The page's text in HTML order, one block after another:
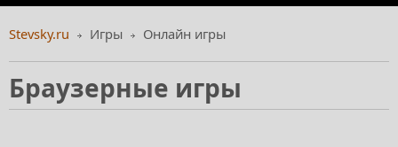
Stevsky.ru Игры Онлайн игры
Браузерные игры